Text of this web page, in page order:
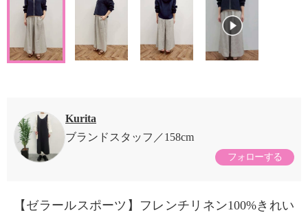
Kurita
ブランドスタッフ
158cm
フォローする
【ゼラールスポーツ】フレンチリネン100%きれい